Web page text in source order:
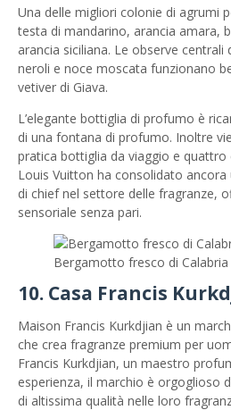
Una delle migliori colonie di agrumi
testa di mandarino, arancia amara,
arancia siciliana. Le observe
neroli e noce moscata funzionano
vetiver di Giava.
L’elegante bottiglia di profumo è
di una fontana di profumo. Inoltre
pratica bottiglia da viaggio e quattro
Louis Vuitton ha consolidato
di chief nel settore delle fragranze,
sensoriale senza pari.
Bergamotto fresco di Calabria
10. Casa Francis
Maison Francis Kurkdjian è un
che crea fragranze premium per
Francis Kurkdjian, un maestro
esperienza, il marchio è orgoglioso
di altissima qualità nelle loro